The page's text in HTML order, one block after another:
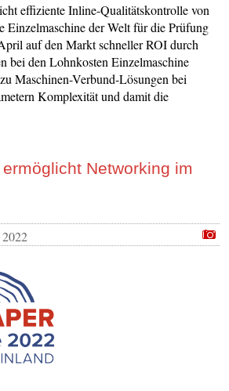
effiziente Inline-Qualitätskontrolle von
Einzelmaschine der Welt für die Prüfung
auf den Markt schneller ROI durch
bei den Lohnkosten Einzelmaschine
Maschinen-Verbund-Lösungen bei
Komplexität und damit die
Networking im